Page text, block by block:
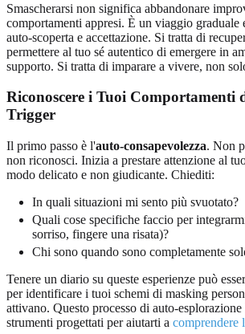
Smascherarsi non significa abbandonare
comportamenti appresi. È un viaggio graduale
auto-scoperta e accettazione. Si tratta di
permettere al tuo sé autentico di emergere in
supporto. Si tratta di imparare a vivere, non
Riconoscere i Tuoi Comportamenti
Trigger
Il primo passo è l'auto-consapevolezza. Non
non riconosci. Inizia a prestare attenzione al
modo delicato e non giudicante. Chiediti:
In quali situazioni mi sento più svuotato?
Quali cose specifiche faccio per
sorriso, fingere una risata)?
Chi sono quando sono completamente
Tenere un diario su queste esperienze può
per identificare i tuoi schemi di masking
attivano. Questo processo di auto-
strumenti progettati per aiutarti a comprendere